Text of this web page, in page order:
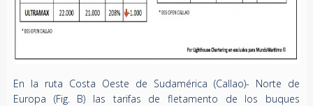
En la ruta Costa Oeste de Sudamérica (Callao)- Norte de
Europa (Fig. B) las tarifas de fletamento de los buques